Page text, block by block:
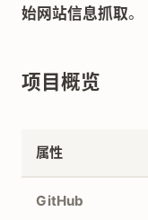
始网站信息抓取。
项目概览
属性
GitHub